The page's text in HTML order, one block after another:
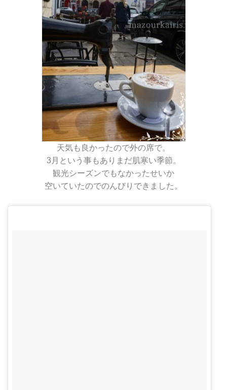
天気も良かったので外の席で。
3月という事もありまだ肌寒い季節。
観光シーズンでもなかったせいか
空いていたのでのんびりできました。